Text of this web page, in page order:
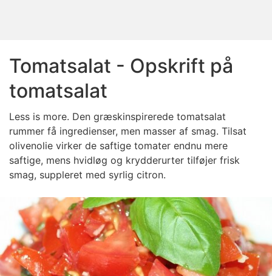
Tomatsalat - Opskrift på
tomatsalat
Less is more. Den græskinspirerede tomatsalat
rummer få ingredienser, men masser af smag. Tilsat
olivenolie virker de saftige tomater endnu mere
saftige, mens hvidløg og krydderurter tilføjer frisk
smag, suppleret med syrlig citron.